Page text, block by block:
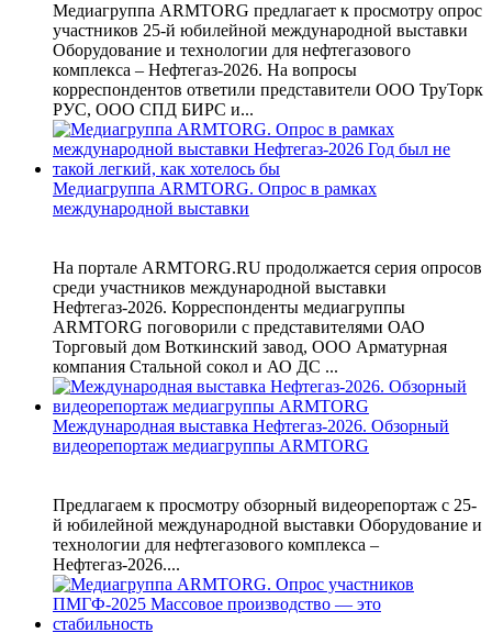
Медиагруппа ARMTORG предлагает к просмотру опрос
участников 25-й юбилейной международной выставки
Оборудование и технологии для нефтегазового
комплекса – Нефтегаз-2026. На вопросы
корреспондентов ответили представители ООО ТруТорк
РУС, ООО СПД БИРС и...
Медиагруппа ARMTORG. Опрос в рамках
международной выставки
На портале ARMTORG.RU продолжается серия опросов
среди участников международной выставки
Нефтегаз-2026. Корреспонденты медиагруппы
ARMTORG поговорили с представителями ОАО
Торговый дом Воткинский завод, ООО Арматурная
компания Стальной сокол и АО ДС ...
Международная выставка Нефтегаз-2026. Обзорный
видеорепортаж медиагруппы ARMTORG
Предлагаем к просмотру обзорный видеорепортаж с 25-
й юбилейной международной выставки Оборудование и
технологии для нефтегазового комплекса –
Нефтегаз-2026....